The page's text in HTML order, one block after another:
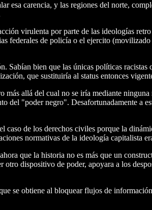
carencia, y las regiones del norte,
virulenta por parte de las ideologías
federales de policía o el ejercito
Sabían bien que las únicas políticas
que sustituiría al status entonces
allá del cual no se iría mediante
"poder negro". Desafortunadamente a
de los derechos civiles porque la
normativas de la ideología capitalista
que la historia no es más que un
dispositivo de poder, apoyara a los
se obtiene al bloquear flujos de